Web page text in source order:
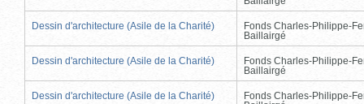
Dessin d'architecture (Asile de la Charité)
Fonds Charles-Philippe-
Baillairgé
Dessin d'architecture (Asile de la Charité)
Fonds Charles-Philippe-
Baillairgé
Dessin d'architecture (Asile de la Charité)
Fonds Charles-Philippe-